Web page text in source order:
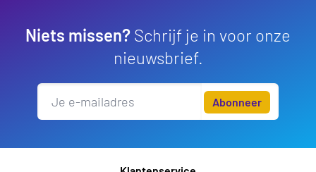
Niets missen? Schrijf je in voor onze
nieuwsbrief.
Abonneer